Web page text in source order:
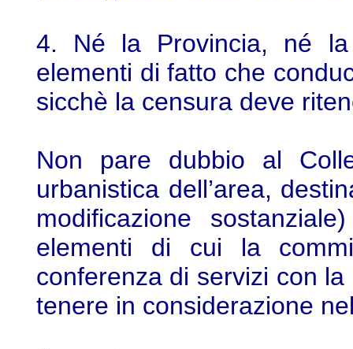
4. Né la Provincia, né la
elementi di fatto che
sicchè la censura deve
Non pare dubbio al
urbanistica dell’area,
modificazione
elementi di cui la
conferenza di servizi con
tenere in considerazione